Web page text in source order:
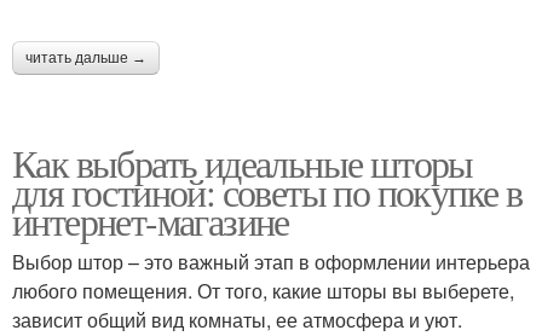
Умные шторы Шторы по степени
читать дальше →
Как выбрать идеальные шторы
для гостиной: советы по покупке в
интернет-магазине
Выбор штор – это важный этап в оформлении интерьера
любого помещения. От того, какие шторы вы выберете,
зависит общий вид комнаты, ее атмосфера и уют.